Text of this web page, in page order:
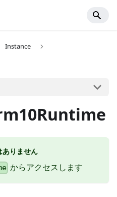
Instance
ありません
からアクセスします